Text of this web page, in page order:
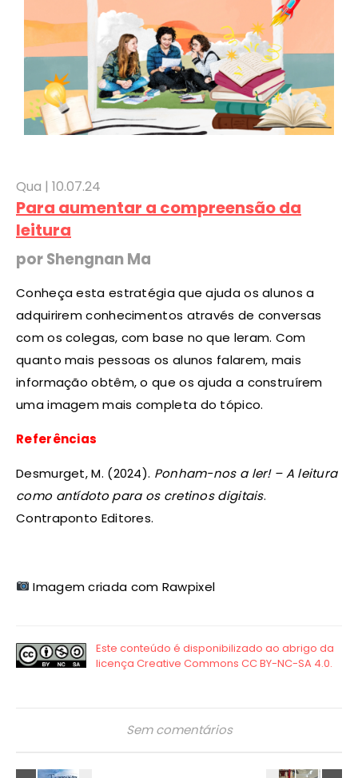
Qua | 10.07.24
Para aumentar a compreensão da
leitura
por Shengnan Ma
Conheça esta estratégia que ajuda os alunos a
adquirirem conhecimentos através de conversas
com os colegas, com base no que leram. Com
quanto mais pessoas os alunos falarem, mais
informação obtêm, o que os ajuda a construírem
uma imagem mais completa do tópico.
Referências
Desmurget, M. (2024). Ponham-nos a ler! – A leitura
como antídoto para os cretinos digitais.
Contraponto Editores.
Imagem criada com Rawpixel
Sem comentários